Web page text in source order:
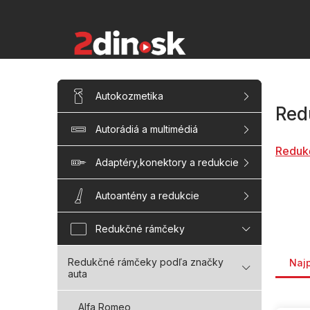
B
č
ý
a
e
Preskočiť
kategórieAutokozmetika
Autorádiá a multimédiá
Adaptéry,konektory a redukcie
Autoantény a redukcie
Redukčné rámčeky
Redukčné rámčeky podľa značky
auta
Alfa Romeo